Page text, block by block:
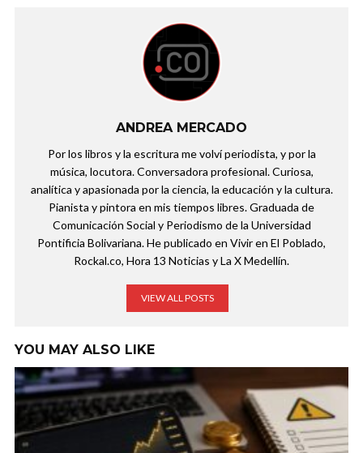
ANDREA MERCADO
Por los libros y la escritura me volví periodista, y por la
música, locutora. Conversadora profesional. Curiosa,
analítica y apasionada por la ciencia, la educación y la cultura.
Pianista y pintora en mis tiempos libres. Graduada de
Comunicación Social y Periodismo de la Universidad
Pontificia Bolivariana. He publicado en Vivir en El Poblado,
Rockal.co, Hora 13 Noticias y La X Medellín.
VIEW ALL POSTS
YOU MAY ALSO LIKE